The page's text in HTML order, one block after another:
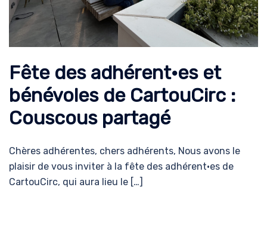
Fête des adhérent·es et
bénévoles de CartouCirc :
Couscous partagé
Chères adhérentes, chers adhérents, Nous avons le
plaisir de vous inviter à la fête des adhérent·es de
CartouCirc, qui aura lieu le […]